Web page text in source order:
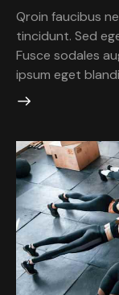
Qroin faucibus
tincidunt. Sed
Fusce sodales
ipsum eget